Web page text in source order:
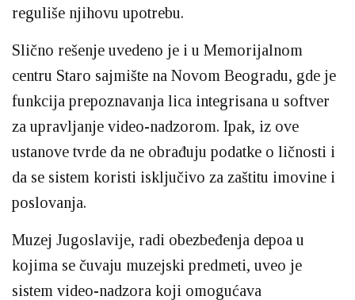
reguliše njihovu upotrebu.
Slično rešenje uvedeno je i u Memorijalnom
centru Staro sajmište na Novom Beogradu, gde je
funkcija prepoznavanja lica integrisana u softver
za upravljanje video-nadzorom. Ipak, iz ove
ustanove tvrde da ne obrađuju podatke o ličnosti i
da se sistem koristi isključivo za zaštitu imovine i
poslovanja.
Muzej Jugoslavije, radi obezbeđenja depoa u
kojima se čuvaju muzejski predmeti, uveo je
sistem video-nadzora koji omogućava